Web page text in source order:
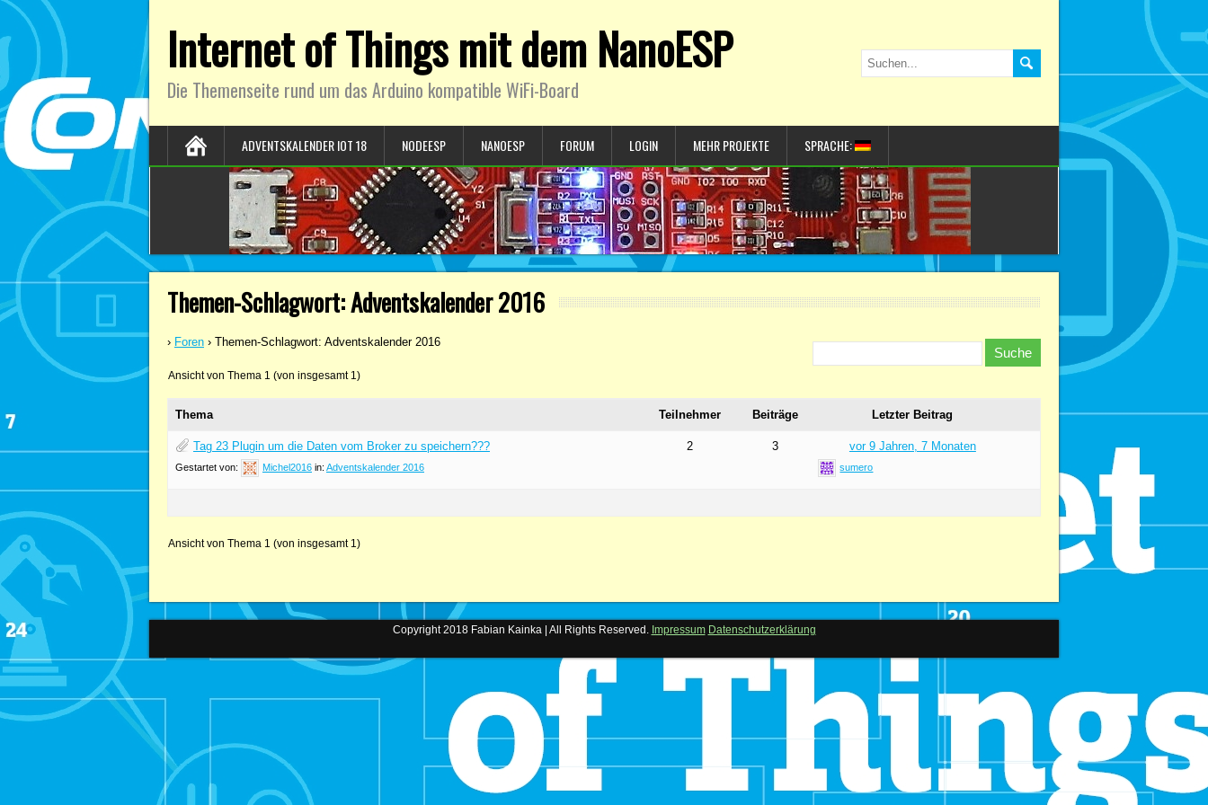
Internet of Things mit dem NanoESP
Die Themenseite rund um das Arduino kompatible WiFi-Board
ADVENTSKALENDER IOT 18 NODEESP NANOESP FORUM LOGIN MEHR PROJEKTE SPRACHE:
Themen-Schlagwort: Adventskalender 2016
› Foren › Themen-Schlagwort: Adventskalender 2016
Ansicht von Thema 1 (von insgesamt 1)
Thema Teilnehmer Beiträge Letzter Beitrag
Tag 23 Plugin um die Daten vom Broker zu speichern???
Gestartet von: Michel2016 in: Adventskalender 2016
2 3 vor 9 Jahren, 7 Monaten
sumero
Ansicht von Thema 1 (von insgesamt 1)
Copyright 2018 Fabian Kainka | All Rights Reserved. Impressum Datenschutzerklärung